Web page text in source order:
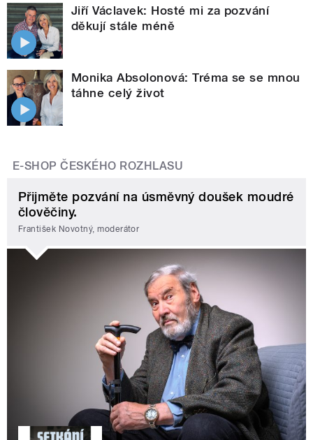
Jiří Václavek: Hosté mi za pozvání
děkují stále méně
Monika Absolonová: Tréma se se mnou
táhne celý život
E-SHOP ČESKÉHO ROZHLASU
Přijměte pozvání na úsměvný doušek moudré
člověčiny.
František Novotný, moderátor